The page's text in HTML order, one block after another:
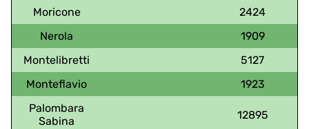
Moricone
2424
Nerola
1909
Montelibretti
5127
Monteflavio
1923
Palombara
Sabina
12895